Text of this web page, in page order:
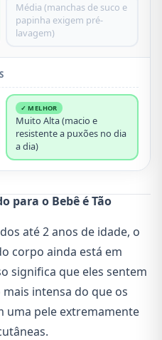
Média (manchas de suco e
papinha exigem pré-
lavagem)
✓ MELHOR
Muito Alta (macio e
resistente a puxões no dia
a dia)
para o Bebê é Tão
até 2 anos de idade, o
corpo ainda está em
significa que eles sentem
intensa do que os
uma pele extremamente